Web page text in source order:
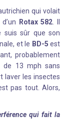
qui volait
Rotax 582. Il
suis sûr que son
et le BD-5 est
probablement
de 13 mph sans
laver les insectes
pas tout. Alors,
qui fait la